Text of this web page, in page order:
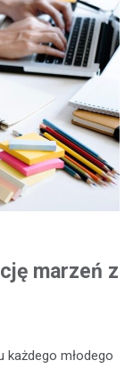
marzeń z
młodego